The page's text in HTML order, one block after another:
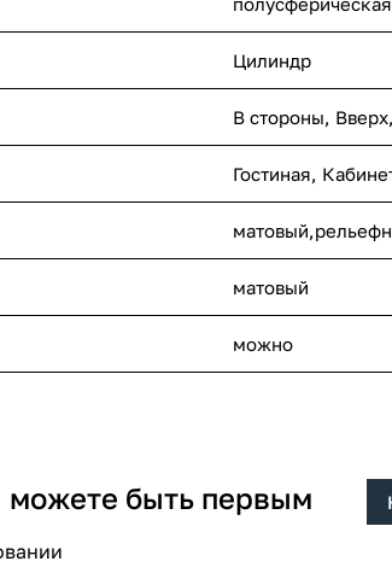
Цилиндр
В стороны, Вверх,
Гостиная,
матовый
можно
можете быть первым